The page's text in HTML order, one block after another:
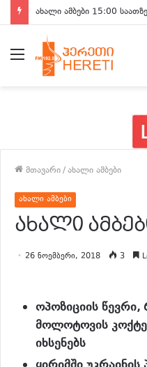
ახალი ამბები 15:00 საათზე
მენიუ
მთავარი/ახალი ამბები
ახალი ამბები
ახალი
26 ნოემბერი, 2018 3
ოპოზიციის
მოლოტოვის
იხსენებს